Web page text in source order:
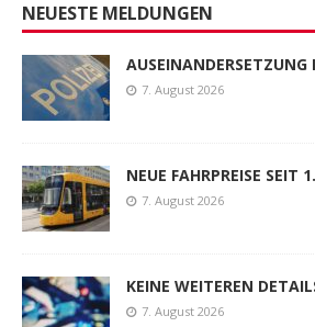
NEUESTE MELDUNGEN
AUSEINANDERSETZUNG
7. August 2026
NEUE FAHRPREISE SEIT
7. August 2026
KEINE WEITEREN
7. August 2026